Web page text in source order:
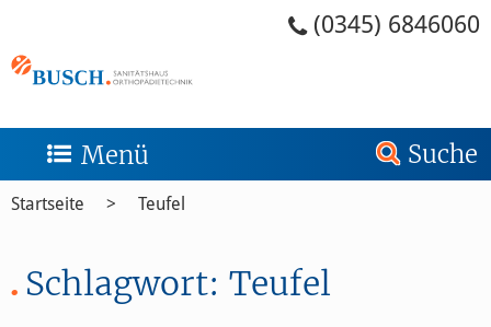
(0345) 6846060
Suche
Menü
Startseite Teufel
Schlagwort: Teufel